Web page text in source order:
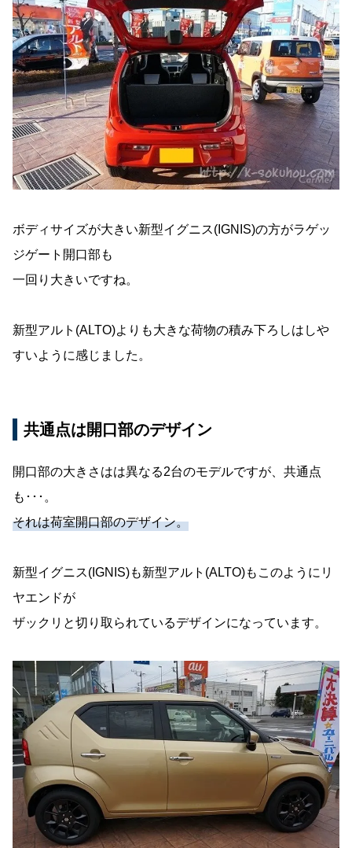
ボディサイズが大きい新型イグニス(IGNIS)の方がラゲッ
ジゲート開口部も
一回り大きいですね。
新型アルト(ALTO)よりも大きな荷物の積み下ろしはしや
すいように感じました。
共通点は開口部のデザイン
開口部の大きさはは異なる2台のモデルですが、共通点
も･･･。
それは荷室開口部のデザイン。
新型イグニス(IGNIS)も新型アルト(ALTO)もこのようにリ
ヤエンドが
ザックリと切り取られているデザインになっています。